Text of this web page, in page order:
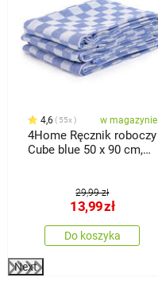
4,6 55x w magazynie
4Home Ręcznik roboczy
Cube blue 50 x 90 cm,
29,99 zł
13,99zł
Do koszyka
Next